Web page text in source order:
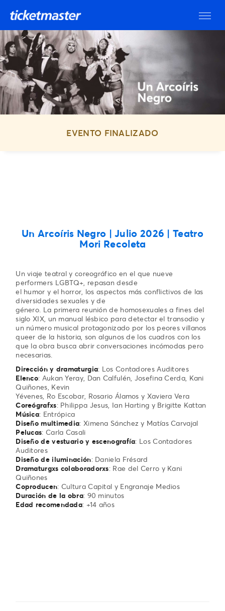
EVENTO FINALIZADO
Un Arcoíris Negro | Julio 2026 | Teatro
Mori Recoleta
Un viaje teatral y coreográfico en el que nueve
performers LGBTQ+, repasan desde
el humor y el horror, los aspectos más conflictivos de las
diversidades sexuales y de
género. La primera reunión de homosexuales a fines del
siglo XIX, un manual lésbico para detectar el transodio y
un número musical protagonizado por los peores villanos
queer de la historia, son algunos de los cuadros con los
que la obra busca abrir conversaciones incómodas pero
necesarias.
Dirección y dramaturgia: Los Contadores Auditores
Elenco: Aukan Yeray, Dan Calfulén, Josefina Cerda, Kani
Quiñones, Kevin
Yévenes, Ro Escobar, Rosario Álamos y Xaviera Vera
Coreógrafxs: Philippa Jesus, Ian Harting y Brigitte Kattan
Música: Entrópica
Diseño multimedia: Ximena Sánchez y Matías Carvajal
Pelucas: Carla Casali
Diseño de vestuario y escenografía: Los Contadores
Auditores
Diseño de iluminación: Daniela Frésard
Dramaturgxs colaboradorxs: Rae del Cerro y Kani
Quiñones
Coproducen: Cultura Capital y Engranaje Medios
Duración de la obra: 90 minutos
Edad recomendada: +14 años